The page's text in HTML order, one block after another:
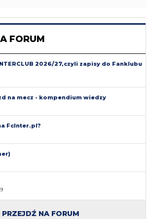
FORUM
2026/27,czyli zapisy do Fanklubu
na mecz - kompendium wiedzy
FcInter.pl?
PRZEJDŹ NA FORUM